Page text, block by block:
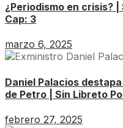
¿Periodismo en crisis?
Cap: 3
marzo 6, 2025
Daniel Palacios destapa
de Petro | Sin Libreto
febrero 27, 2025